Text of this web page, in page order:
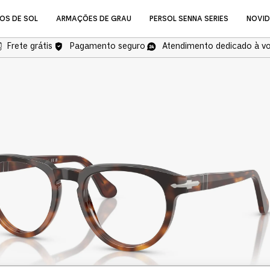
DE SOL ARMAÇÕES DE GRAU PERSOL SENNA SERIES
NOVIDADES
Óculos de Grau
COMPRAR ÓCULOS DE
Frete grátis Pagamento seguro Atendimento dedicado à